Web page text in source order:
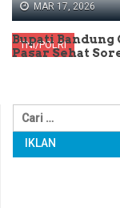
TNI/POLRI
MAR 17, 2026
Bupati Bandung
Pasar Sehat
IKLAN